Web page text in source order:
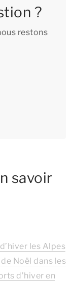
?
restons
savoir
les Alpes
Noël dans les
d’hiver en